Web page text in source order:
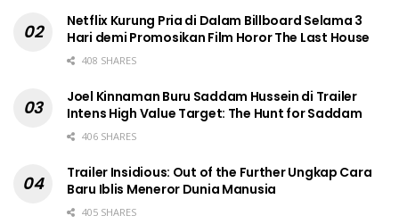
Netflix Kurung Pria di Dalam Billboard Selama 3
Hari demi Promosikan Film Horor The Last House
408 SHARES
Joel Kinnaman Buru Saddam Hussein di Trailer
Intens High Value Target: The Hunt for Saddam
406 SHARES
Trailer Insidious: Out of the Further Ungkap Cara
Baru Iblis Meneror Dunia Manusia
405 SHARES